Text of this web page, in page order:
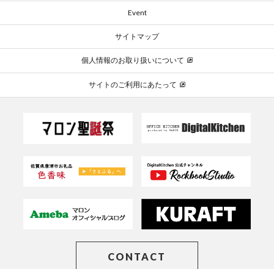
Event
サイトマップ
個人情報のお取り扱いについて
サイトのご利用にあたって
CONTACT